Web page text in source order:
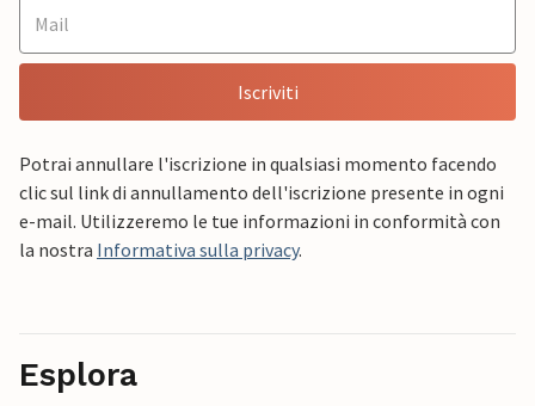
Iscriviti
Potrai annullare l'iscrizione in qualsiasi momento facendo
clic sul link di annullamento dell'iscrizione presente in ogni
e-mail. Utilizzeremo le tue informazioni in conformità con
la nostra Informativa sulla privacy.
Esplora